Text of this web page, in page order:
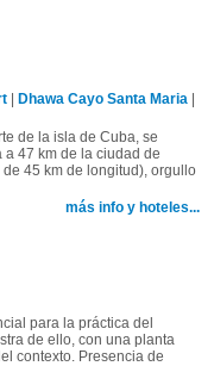
| Dhawa Cayo Santa Maria|
de la isla de Cuba, se
47 km de la ciudad de
45 km de longitud), orgullo
más info y hoteles...
para la práctica del
de ello, con una planta
contexto. Presencia de